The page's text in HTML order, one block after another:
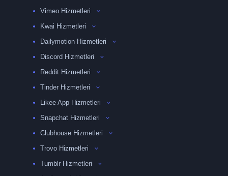
Vimeo Hizmetleri
Kwai Hizmetleri
Dailymotion Hizmetleri
Discord Hizmetleri
Reddit Hizmetleri
Tinder Hizmetleri
Likee App Hizmetleri
Snapchat Hizmetleri
Clubhouse Hizmetleri
Trovo Hizmetleri
Tumblr Hizmetleri